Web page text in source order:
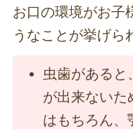
お口の環境がお子
うなことが挙げら
虫歯があると
が出来ないた
はもちろん、